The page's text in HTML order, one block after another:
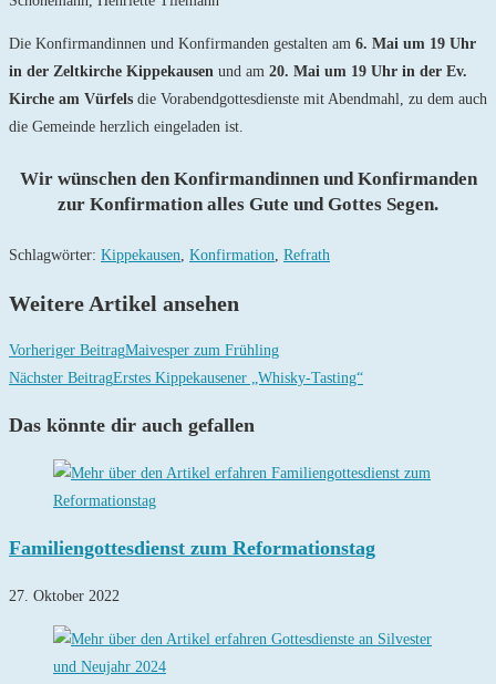
Die Konfirmandinnen und Konfirmanden gestalten am 6. Mai um 19 Uhr
in der Zeltkirche Kippekausen und am 20. Mai um 19 Uhr in der Ev.
Kirche am Vürfels die Vorabendgottesdienste mit Abendmahl, zu dem auch
die Gemeinde herzlich eingeladen ist.
Wir wünschen den Konfirmandinnen und Konfirmanden
zur Konfirmation alles Gute und Gottes Segen.
Schlagwörter: Kippekausen, Konfirmation, Refrath
Weitere Artikel ansehen
Vorheriger BeitragMaivesper zum Frühling
Nächster BeitragErstes Kippekausener „Whisky-Tasting“
Das könnte dir auch gefallen
Familiengottesdienst zum Reformationstag
27. Oktober 2022